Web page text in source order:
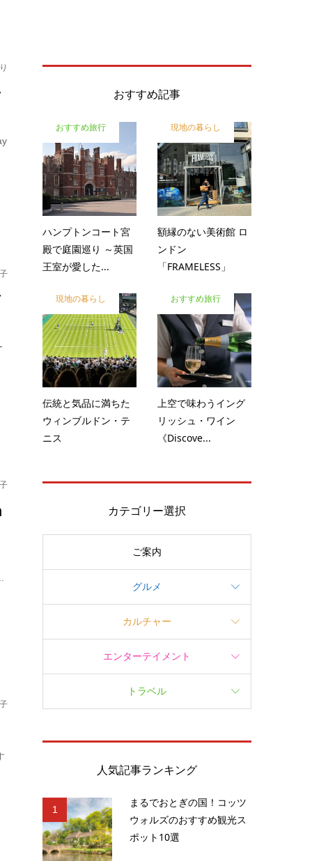
おすすめ記事
おすすめ旅行
ハンプトンコート宮
殿で庭園巡り ～英国
王室が愛した...
現地の暮らし
額縁のない美術館 ロ
ンドン
「FRAMELESS」
現地の暮らし
伝統と気品に満ちた
ウィンブルドン・テ
ニス
おすすめ旅行
上空で味わうイング
リッシュ・ワイン
《Discove...
カテゴリー選択
ご案内
グルメ
カルチャー
エンターテイメント
トラベル
人気記事ランキング
1
まるでおとぎの国！コッツ
ウォルズのおすすめ観光ス
ポット10選